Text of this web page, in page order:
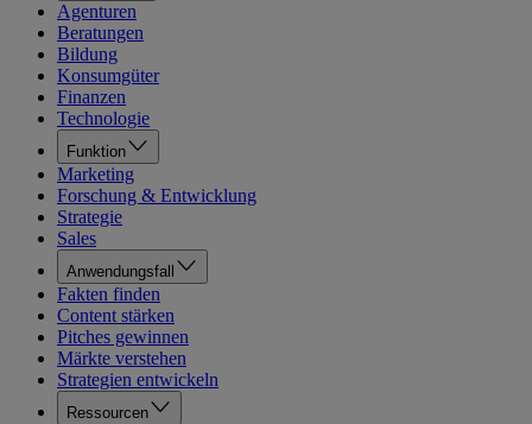
Agenturen
Beratungen
Bildung
Konsumgüter
Finanzen
Technologie
Funktion
Marketing
Forschung & Entwicklung
Strategie
Sales
Anwendungsfall
Fakten finden
Content stärken
Pitches gewinnen
Märkte verstehen
Strategien entwickeln
Ressourcen